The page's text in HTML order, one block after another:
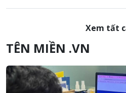
Xem tất
TÊN MIỀN .VN